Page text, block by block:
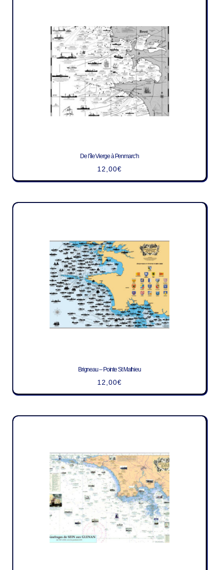
De l’île Vierge à Penmarc’h
12,00€
Brigneau – Pointe St Mathieu
12,00€